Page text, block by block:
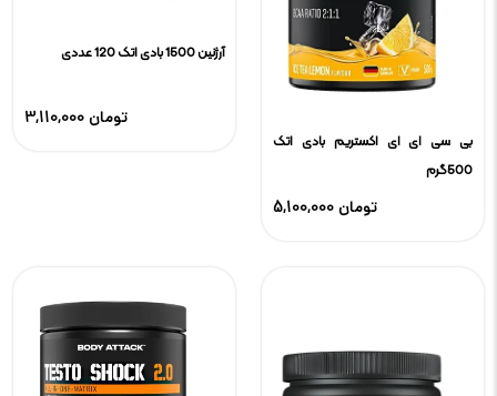
آرژنین 1500 بادی اتک 120 عددی
3,110,000 تومان
بی سی ای ای اکستریم بادی اتک
500گرم
5,100,000 تومان